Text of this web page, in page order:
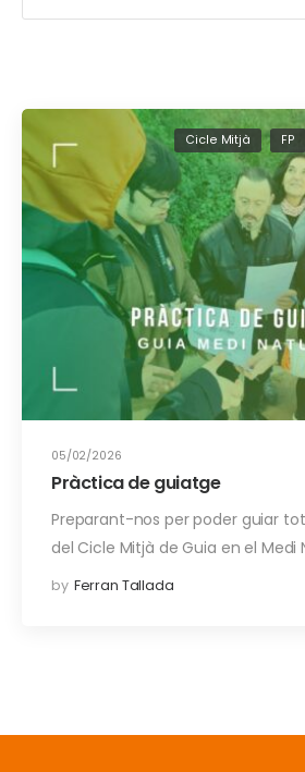
05/02/2026
Cicle Mitjà FP
Pràctica de guiatge
Preparant-nos per poder guiar
del Cicle Mitjà de Guia en el Medi
by Ferran Tallada